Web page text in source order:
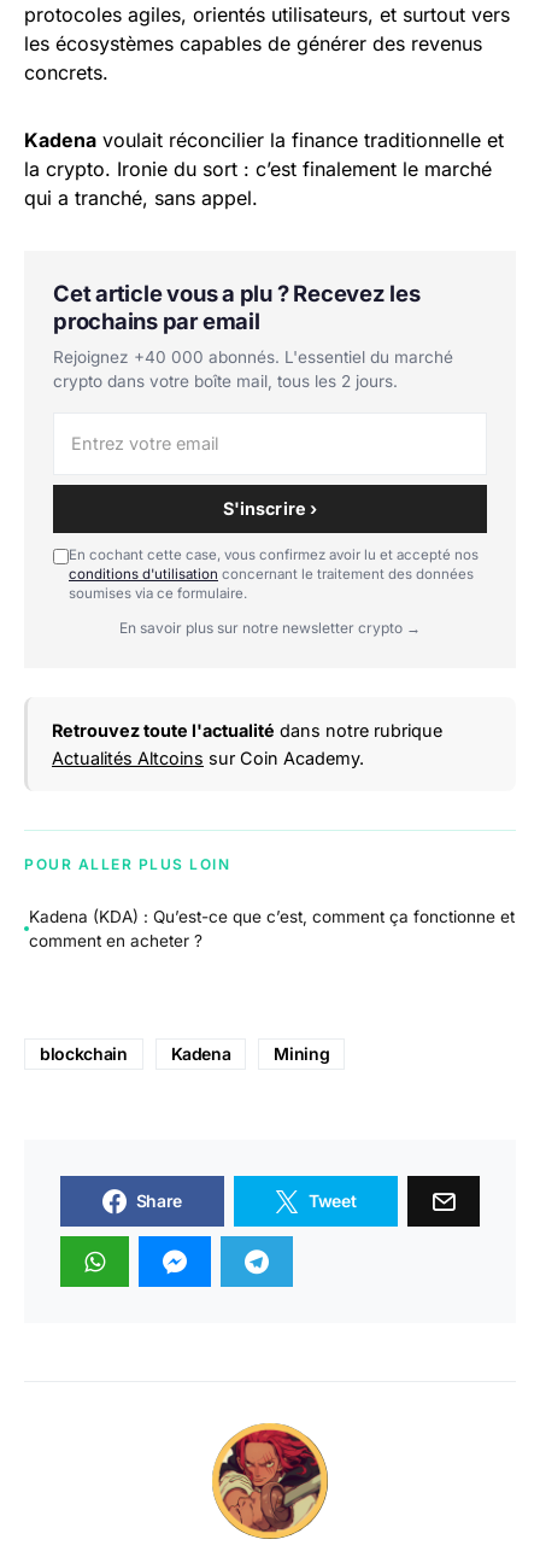
protocoles agiles, orientés utilisateurs, et surtout vers
les écosystèmes capables de générer des revenus
concrets.
Kadena voulait réconcilier la finance traditionnelle et
la crypto. Ironie du sort : c’est finalement le marché
qui a tranché, sans appel.
Cet article vous a plu ? Recevez les
prochains par email
Rejoignez +40 000 abonnés. L'essentiel du marché
crypto dans votre boîte mail, tous les 2 jours.
S'inscrire ›
En cochant cette case, vous confirmez avoir lu et accepté nos
conditions d'utilisation concernant le traitement des données
soumises via ce formulaire.
En savoir plus sur notre newsletter crypto →
Retrouvez toute l'actualité dans notre rubrique
Actualités Altcoins sur Coin Academy.
POUR ALLER PLUS LOIN
Kadena (KDA) : Qu’est-ce que c’est, comment ça fonctionne et
comment en acheter ?
blockchain Kadena Mining
Share Tweet